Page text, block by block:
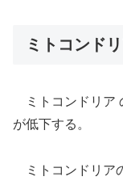
ミトコンド
ミトコンドリア
が低下する。
ミトコンドリア